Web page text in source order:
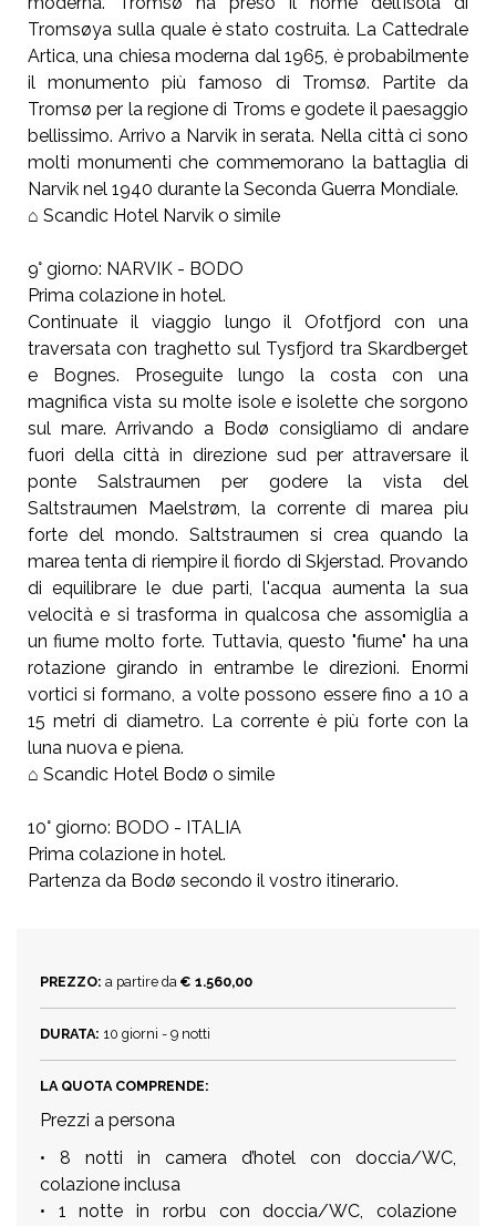
Tromsøya sulla quale è stato costruita. La Cattedrale
Artica, una chiesa moderna dal 1965, è probabilmente
il monumento più famoso di Tromsø. Partite da
Tromsø per la regione di Troms e godete il paesaggio
bellissimo. Arrivo a Narvik in serata. Nella città ci sono
molti monumenti che commemorano la battaglia di
Narvik nel 1940 durante la Seconda Guerra Mondiale.
⌂ Scandic Hotel Narvik o simile
9° giorno: NARVIK - BODO
Prima colazione in hotel.
Continuate il viaggio lungo il Ofotfjord con una
traversata con traghetto sul Tysfjord tra Skardberget
e Bognes. Proseguite lungo la costa con una
magnifica vista su molte isole e isolette che sorgono
sul mare. Arrivando a Bodø consigliamo di andare
fuori della città in direzione sud per attraversare il
ponte Salstraumen per godere la vista del
Saltstraumen Maelstrøm, la corrente di marea piu
forte del mondo. Saltstraumen si crea quando la
marea tenta di riempire il fiordo di Skjerstad. Provando
di equilibrare le due parti, l'acqua aumenta la sua
velocità e si trasforma in qualcosa che assomiglia a
un fiume molto forte. Tuttavia, questo "fiume" ha una
rotazione girando in entrambe le direzioni. Enormi
vortici si formano, a volte possono essere fino a 10 a
15 metri di diametro. La corrente è più forte con la
luna nuova e piena.
⌂ Scandic Hotel Bodø o simile
10° giorno: BODO - ITALIA
Prima colazione in hotel.
Partenza da Bodø secondo il vostro itinerario.
PREZZO: a partire da € 1.560,00
DURATA: 10 giorni - 9 notti
LA QUOTA COMPRENDE:
Prezzi a persona
• 8 notti in camera d’hotel con doccia/WC,
colazione inclusa
• 1 notte in rorbu con doccia/WC, colazione